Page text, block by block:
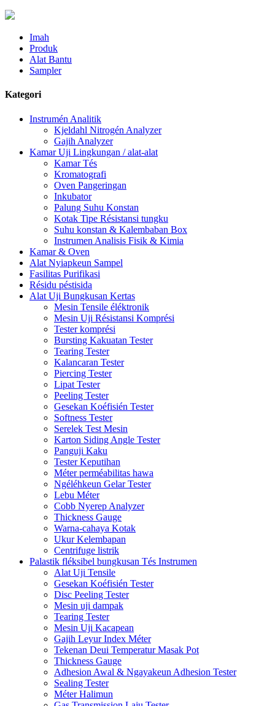
Imah
Produk
Alat Bantu
Sampler
Kategori
Instrumén Analitik
Kjeldahl Nitrogén Analyzer
Gajih Analyzer
Kamar Uji Lingkungan / alat-alat
Kamar Tés
Kromatografi
Oven Pangeringan
Inkubator
Palung Suhu Konstan
Kotak Tipe Résistansi tungku
Suhu konstan & Kalembaban Box
Instrumen Analisis Fisik & Kimia
Kamar & Oven
Alat Nyiapkeun Sampel
Fasilitas Purifikasi
Résidu péstisida
Alat Uji Bungkusan Kertas
Mesin Tensile éléktronik
Mesin Uji Résistansi Komprési
Tester komprési
Bursting Kakuatan Tester
Tearing Tester
Kalancaran Tester
Piercing Tester
Lipat Tester
Peeling Tester
Gesekan Koéfisién Tester
Softness Tester
Serelek Test Mesin
Karton Siding Angle Tester
Panguji Kaku
Tester Keputihan
Méter perméabilitas hawa
Ngéléhkeun Gelar Tester
Lebu Méter
Cobb Nyerep Analyzer
Thickness Gauge
Warna-cahaya Kotak
Ukur Kelembapan
Centrifuge listrik
Palastik fléksibel bungkusan Tés Instrumen
Alat Uji Tensile
Gesekan Koéfisién Tester
Disc Peeling Tester
Mesin uji dampak
Tearing Tester
Mesin Uji Kacapean
Gajih Leyur Index Méter
Tekenan Deui Temperatur Masak Pot
Thickness Gauge
Adhesion Awal & Ngayakeun Adhesion Tester
Sealing Tester
Méter Halimun